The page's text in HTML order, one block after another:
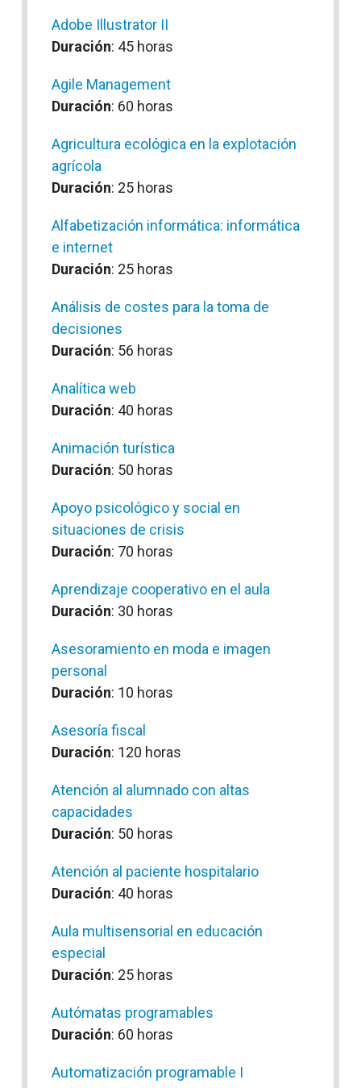
Adobe Illustrator II
Duración: 45 horas
Agile Management
Duración: 60 horas
Agricultura ecológica en la explotación
agrícola
Duración: 25 horas
Alfabetización informática: informática
e internet
Duración: 25 horas
Análisis de costes para la toma de
decisiones
Duración: 56 horas
Analítica web
Duración: 40 horas
Animación turística
Duración: 50 horas
Apoyo psicológico y social en
situaciones de crisis
Duración: 70 horas
Aprendizaje cooperativo en el aula
Duración: 30 horas
Asesoramiento en moda e imagen
personal
Duración: 10 horas
Asesoría fiscal
Duración: 120 horas
Atención al alumnado con altas
capacidades
Duración: 50 horas
Atención al paciente hospitalario
Duración: 40 horas
Aula multisensorial en educación
especial
Duración: 25 horas
Autómatas programables
Duración: 60 horas
Automatización programable I